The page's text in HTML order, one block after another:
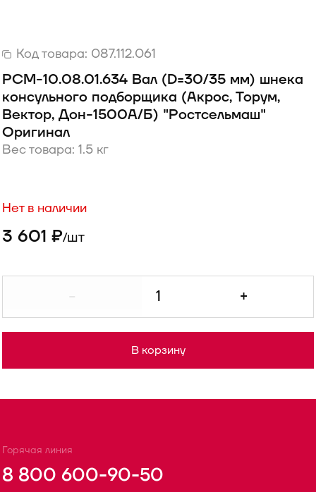
Код товара: 087.112.061
РСМ-10.08.01.634 Вал (D=30/35 мм) шнека
консульного подборщика (Акрос, Торум,
Вектор, Дон-1500А/Б) "Ростсельмаш"
Оригинал
Вес товара: 1.5 кг
Нет в наличии
3 601 ₽/шт
+
В корзину
Горячая линия
8 800 600-90-50